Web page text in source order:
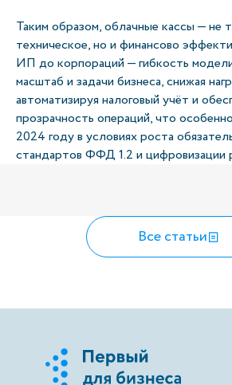
Таким образом, облачные кассы — не
техническое, но и финансово
ИП до корпораций — гибкость
масштаб и задачи бизнеса, снижая
автоматизируя налоговый учёт и
прозрачность операций, что
2024 году в условиях роста
стандартов ФФД 1.2 и цифровизации
Все статьи